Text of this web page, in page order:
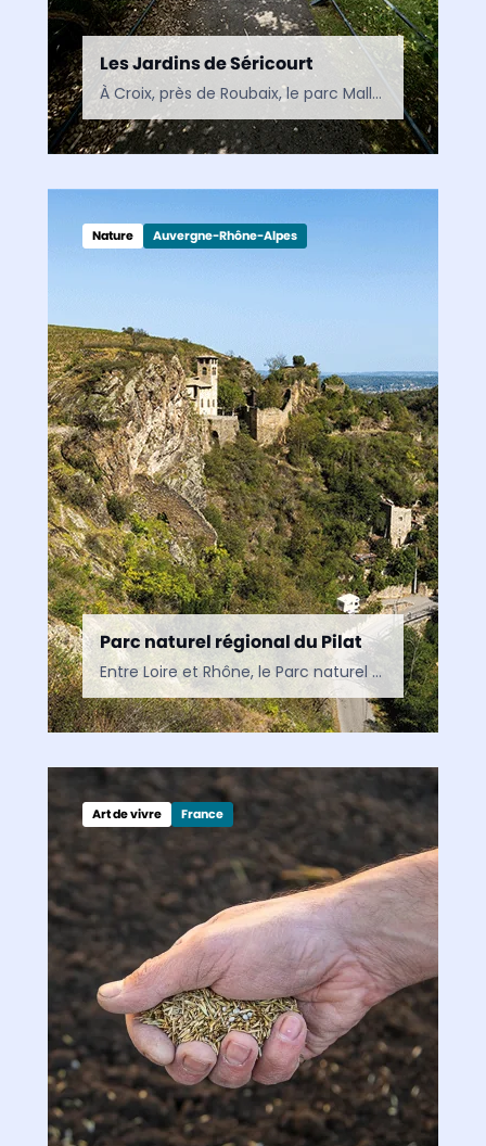
Les Jardins de Séricourt
À Croix, près de Roubaix, le parc Mallet-Stevens est un jardin contemporain où nature, architecture et art se rencontrent. Un espace de découverte inspiré par le modernisme et situé à…
Nature Auvergne-Rhône-Alpes
Parc naturel régional du Pilat
Entre Loire et Rhône, le Parc naturel régional du Pilat offre une grande diversité de paysages, de sentiers de randonnée et de patrimoines naturels à découvrir.
Art de vivre France